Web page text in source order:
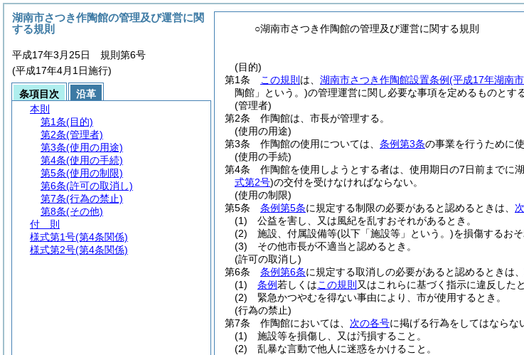
○湖南市さつき作陶館の管理及び運営に関する規則
(目的)
第1条
この規則 は、 湖南市さつき作陶館設置条例(平成17年湖南
陶館」という。)の管理運営に関し必要な事項を定めるものとする
(管理者)
第2条
作陶館は、市長が管理する。
(使用の用途)
第3条
作陶館の使用については、 条例第3条の事業を行うために
(使用の手続)
第4条
作陶館を使用しようとする者は、使用期日の7日前までに
式第2号)の交付を受けなければならない。
(使用の制限)
第5条
条例第5条に規定する制限の必要があると認めるときは、
(1)
公益を害し、又は風紀を乱すおそれがあるとき。
(2)
施設、付属設備等(以下「施設等」という。)を損傷するお
(3)
その他市長が不適当と認めるとき。
(許可の取消し)
第6条
条例第6条に規定する取消しの必要があると認めるときは、
(1)
条例若しくはこの規則 又はこれらに基づく指示に違反したと
(2)
緊急かつやむを得ない事由により、市が使用するとき。
(行為の禁止)
第7条
作陶館においては、 次の各号に掲げる行為をしてはならな
(1)
施設等を損傷し、又は汚損すること。
(2)
乱暴な言動で他人に迷惑をかけること。
湖南市さつき作陶館の管理及び運営に関
する規則
平成17年3月25日 規則第6号
(平成17年4月1日施行)
条項目次
沿革
本則
第1条(目的)
第2条(管理者)
第3条(使用の用途)
第4条(使用の手続)
第5条(使用の制限)
第6条(許可の取消し)
第7条(行為の禁止)
第8条(その他)
付 則
様式第1号(第4条関係)
様式第2号(第4条関係)